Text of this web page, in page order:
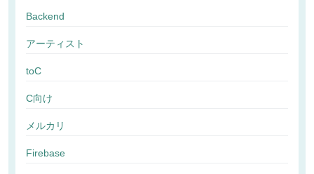
Backend
アーティスト
toC
C向け
メルカリ
Firebase